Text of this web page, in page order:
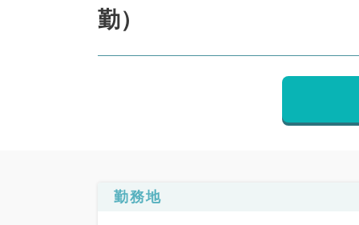
勤）
勤務地